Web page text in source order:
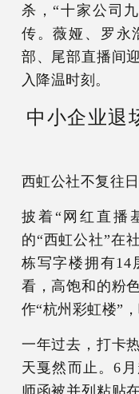
杀，“十家公司
传。薇娅、罗永
部、尾部直播间
入降温时刻。
中小企业退
西虹公社不复往日
披着“网红直播
的“西虹公社”在
栋写字楼拥有14
看，高饱和的粉
作“杭州彩虹楼”
一年过去，打卡
天戛然而止。6
师函被并列粘贴